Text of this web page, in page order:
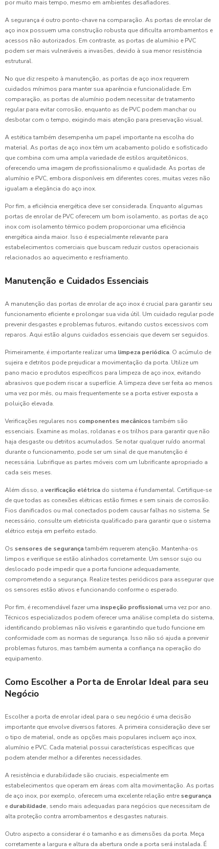
por muito mais tempo, mesmo em ambientes desafiadores.
A segurança é outro ponto-chave na comparação. As portas de enrolar de
aço inox possuem uma construção robusta que dificulta arrombamentos e
acessos não autorizados. Em contraste, as portas de alumínio e PVC
podem ser mais vulneráveis a invasões, devido à sua menor resistência
estrutural.
No que diz respeito à manutenção, as portas de aço inox requerem
cuidados mínimos para manter sua aparência e funcionalidade. Em
comparação, as portas de alumínio podem necessitar de tratamento
regular para evitar corrosão, enquanto as de PVC podem manchar ou
desbotar com o tempo, exigindo mais atenção para preservação visual.
A estética também desempenha um papel importante na escolha do
material. As portas de aço inox têm um acabamento polido e sofisticado
que combina com uma ampla variedade de estilos arquitetônicos,
oferecendo uma imagem de profissionalismo e qualidade. As portas de
alumínio e PVC, embora disponíveis em diferentes cores, muitas vezes não
igualam a elegância do aço inox.
Por fim, a eficiência energética deve ser considerada. Enquanto algumas
portas de enrolar de PVC oferecem um bom isolamento, as portas de aço
inox com isolamento térmico podem proporcionar uma eficiência
energética ainda maior. Isso é especialmente relevante para
estabelecimentos comerciais que buscam reduzir custos operacionais
relacionados ao aquecimento e resfriamento.
Manutenção e Cuidados Essenciais
A manutenção das portas de enrolar de aço inox é crucial para garantir seu
funcionamento eficiente e prolongar sua vida útil. Um cuidado regular pode
prevenir desgastes e problemas futuros, evitando custos excessivos com
reparos. Aqui estão alguns cuidados essenciais que devem ser seguidos.
Primeiramente, é importante realizar uma limpeza periódica. O acúmulo de
sujeira e detritos pode prejudicar a movimentação da porta. Utilize um
pano macio e produtos específicos para limpeza de aço inox, evitando
abrasivos que podem riscar a superfície. A limpeza deve ser feita ao menos
uma vez por mês, ou mais frequentemente se a porta estiver exposta a
poluição elevada.
Verificações regulares nos componentes mecânicos também são
essenciais. Examine as molas, roldanas e os trilhos para garantir que não
haja desgaste ou detritos acumulados. Se notar qualquer ruído anormal
durante o funcionamento, pode ser um sinal de que manutenção é
necessária. Lubrifique as partes móveis com um lubrificante apropriado a
cada seis meses.
Além disso, a verificação elétrica do sistema é fundamental. Certifique-se
de que todas as conexões elétricas estão firmes e sem sinais de corrosão.
Fios danificados ou mal conectados podem causar falhas no sistema. Se
necessário, consulte um eletricista qualificado para garantir que o sistema
elétrico esteja em perfeito estado.
Os sensores de segurançatambém requerem atenção. Mantenha-os
limpos e verifique se estão alinhados corretamente. Um sensor sujo ou
deslocado pode impedir que a porta funcione adequadamente,
comprometendo a segurança. Realize testes periódicos para assegurar que
os sensores estão ativos e funcionando conforme o esperado.
Por fim, é recomendável fazer uma inspeção profissional uma vez por ano.
Técnicos especializados podem oferecer uma análise completa do sistema,
identificando problemas não visíveis e garantindo que tudo funcione em
conformidade com as normas de segurança. Isso não só ajuda a prevenir
problemas futuros, mas também aumenta a confiança na operação do
equipamento.
Como Escolher a Porta de Enrolar Ideal para seu
Negócio
Escolher a porta de enrolar ideal para o seu negócio é uma decisão
importante que envolve diversos fatores. A primeira consideração deve ser
o tipo de material, onde as opções mais populares incluem aço inox,
alumínio e PVC. Cada material possui características específicas que
podem atender melhor a diferentes necessidades.
A resistência e durabilidade são cruciais, especialmente em
estabelecimentos que operam em áreas com alta movimentação. As portas
de aço inox, por exemplo, oferecem uma excelente relação entre segurança
e durabilidade, sendo mais adequadas para negócios que necessitam de
alta proteção contra arrombamentos e desgastes naturais.
Outro aspecto a considerar é o tamanho e as dimensões da porta. Meça
corretamente a largura e altura da abertura onde a porta será instalada. É